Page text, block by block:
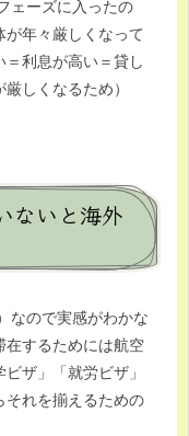
ェーズに入ったの
年々厳しくなって
利息が高い＝貸し
しくなるため）
ないと海外
なので実感がわかな
在するためには航空
ザ」「就労ビザ」
それを揃えるための